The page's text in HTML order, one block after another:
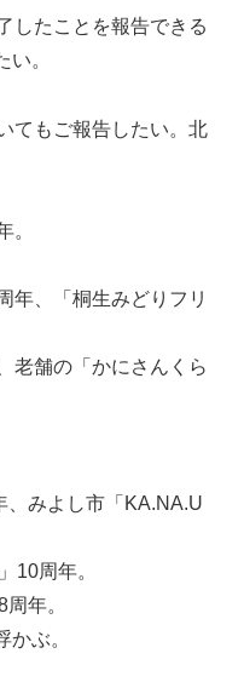
したことを報告できる
。
てもご報告したい。北
。
年、「桐生みどりフリ
老舗の「かにさんくら
、みよし市「KA.NA.U
10周年。
年。
ぶ。